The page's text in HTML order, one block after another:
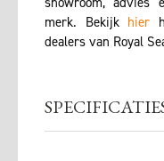
merk. Bekijk hier
dealers van Royal